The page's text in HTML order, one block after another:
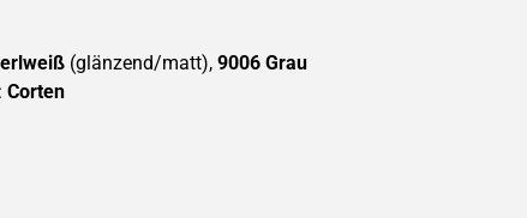
(glänzend/matt), 9006 Grau
Corten